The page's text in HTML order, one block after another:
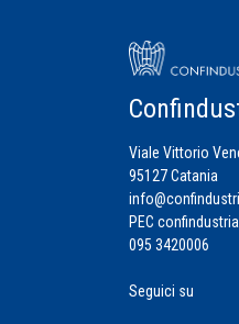
Viale Vittorio
95127 Catania
PEC
095 3420006
Seguici su